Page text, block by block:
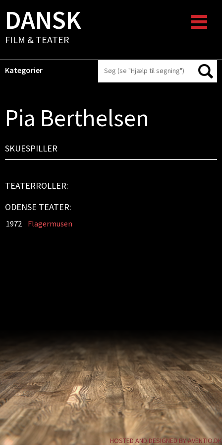
DANSK
FILM & TEATER
Kategorier
Pia Berthelsen
SKUESPILLER
TEATERROLLER:
ODENSE TEATER:
1972 Flagermusen
HOSTED AND DESIGNED BY AVENTIO.DK